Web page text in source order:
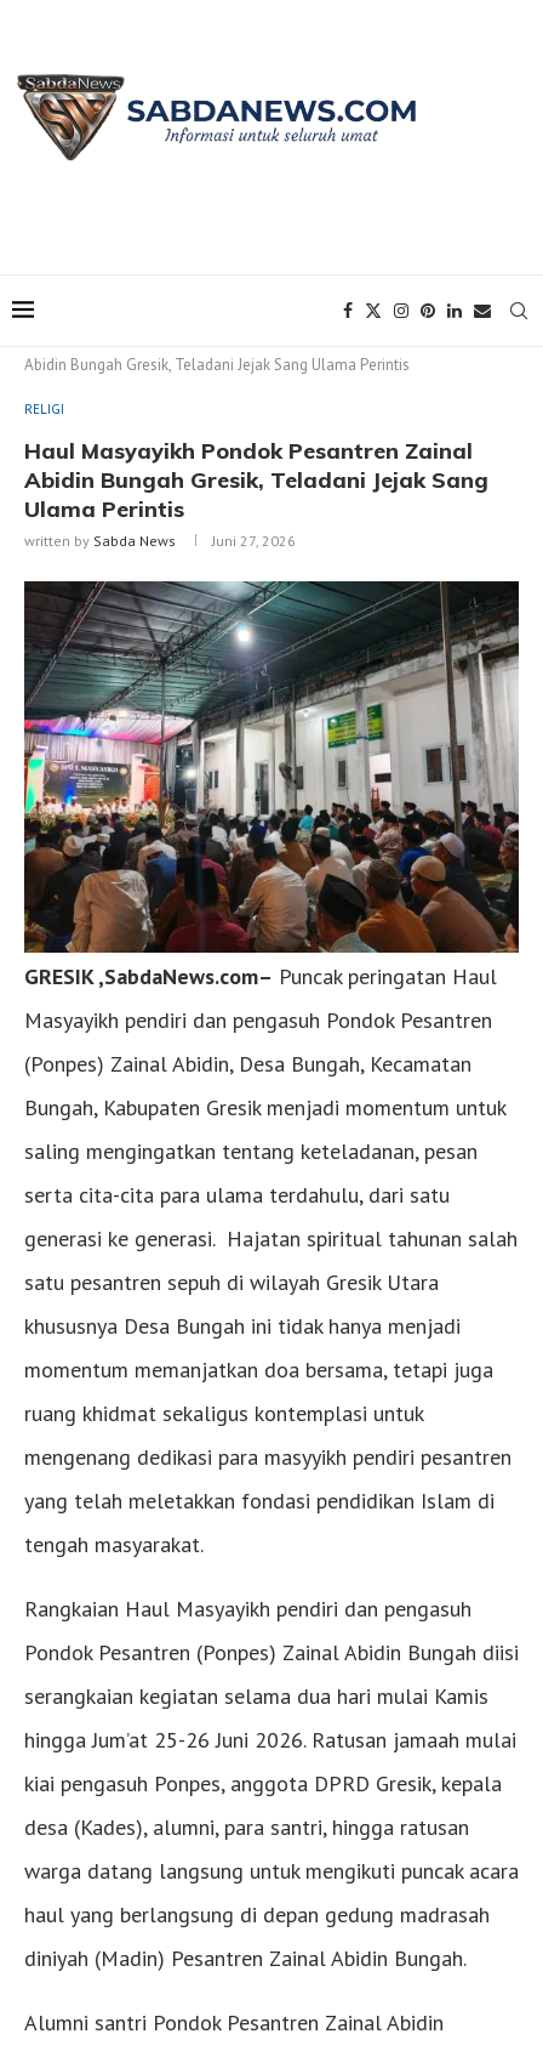
Abidin Bungah Gresik, Teladani Jejak Sang Ulama Perintis
RELIGI
Haul Masyayikh Pondok Pesantren Zainal
Abidin Bungah Gresik, Teladani Jejak Sang
Ulama Perintis
written by Sabda News Juni 27, 2026
GRESIK ,SabdaNews.com– Puncak peringatan Haul
Masyayikh pendiri dan pengasuh Pondok Pesantren
(Ponpes) Zainal Abidin, Desa Bungah, Kecamatan
Bungah, Kabupaten Gresik menjadi momentum untuk
saling mengingatkan tentang keteladanan, pesan
serta cita-cita para ulama terdahulu, dari satu
generasi ke generasi. Hajatan spiritual tahunan salah
satu pesantren sepuh di wilayah Gresik Utara
khususnya Desa Bungah ini tidak hanya menjadi
momentum memanjatkan doa bersama, tetapi juga
ruang khidmat sekaligus kontemplasi untuk
mengenang dedikasi para masyyikh pendiri pesantren
yang telah meletakkan fondasi pendidikan Islam di
tengah masyarakat.
Rangkaian Haul Masyayikh pendiri dan pengasuh
Pondok Pesantren (Ponpes) Zainal Abidin Bungah diisi
serangkaian kegiatan selama dua hari mulai Kamis
hingga Jum’at 25-26 Juni 2026. Ratusan jamaah mulai
kiai pengasuh Ponpes, anggota DPRD Gresik, kepala
desa (Kades), alumni, para santri, hingga ratusan
warga datang langsung untuk mengikuti puncak acara
haul yang berlangsung di depan gedung madrasah
diniyah (Madin) Pesantren Zainal Abidin Bungah.
Alumni santri Pondok Pesantren Zainal Abidin